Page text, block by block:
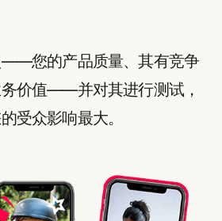
——您的产品质量、其有竞争
价值——并对其进行测试，
受众影响最大。